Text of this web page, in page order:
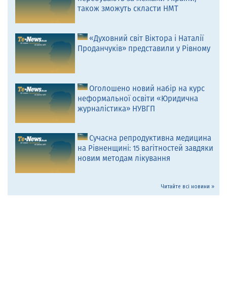
також зможуть скласти НМТ
«Духовний світ Віктора і Наталії
Проданчуків» представили у Рівному
Оголошено новий набір на курс
неформальної освіти «Юридична
журналістика» НУВГП
Сучасна репродуктивна медицина
на Рівненщині: 15 вагітностей завдяки
новим методам лікування
Читайте всі новини »